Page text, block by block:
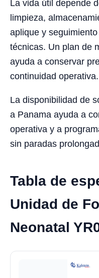
La vida útil depende
limpieza,
aplique y
técnicas. Un plan de
ayuda a conservar
continuidad operativa.
La disponibilidad de
a Panama ayuda a
operativa y a
sin paradas
Tabla de
Unidad de
Neonatal